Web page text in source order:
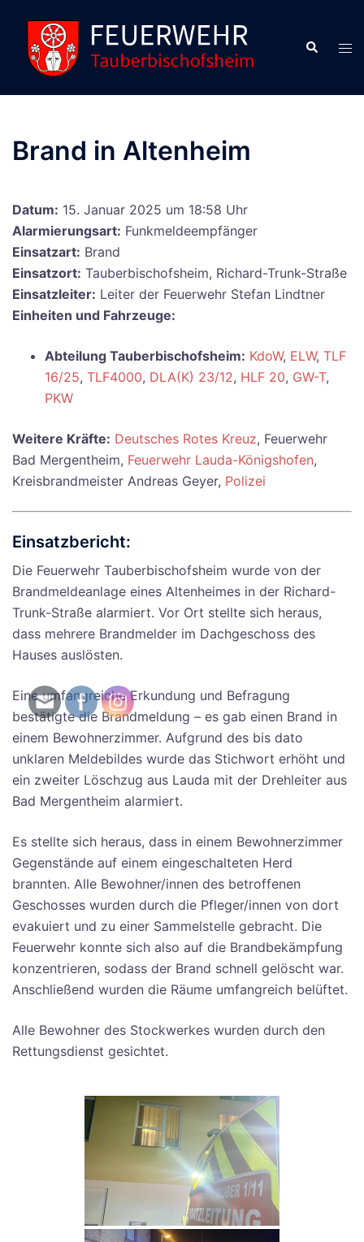
Inhalt
springen
Suche
Brand in Altenheim
Datum: 15. Januar 2025 um 18:58 Uhr
Alarmierungsart: Funkmeldeempfänger
Einsatzart: Brand
Einsatzort: Tauberbischofsheim, Richard-Trunk-Straße
Einsatzleiter: Leiter der Feuerwehr Stefan Lindtner
Einheiten und Fahrzeuge:
Abteilung Tauberbischofsheim: KdoW, ELW, TLF
16/25, TLF4000, DLA(K) 23/12, HLF 20, GW-T,
PKW
Weitere Kräfte: Deutsches Rotes Kreuz, Feuerwehr
Bad Mergentheim, Feuerwehr Lauda-Königshofen,
Kreisbrandmeister Andreas Geyer, Polizei
Einsatzbericht:
Die Feuerwehr Tauberbischofsheim wurde von der
Brandmeldeanlage eines Altenheimes in der Richard-
Trunk-Straße alarmiert. Vor Ort stellte sich heraus,
dass mehrere Brandmelder im Dachgeschoss des
Hauses auslösten.
Eine umfangreiche Erkundung und Befragung
bestätigte die Brandmeldung – es gab einen Brand in
einem Bewohnerzimmer. Aufgrund des bis dato
unklaren Meldebildes wurde das Stichwort erhöht und
ein zweiter Löschzug aus Lauda mit der Drehleiter aus
Bad Mergentheim alarmiert.
Es stellte sich heraus, dass in einem Bewohnerzimmer
Gegenstände auf einem eingeschalteten Herd
brannten. Alle Bewohner/innen des betroffenen
Geschosses wurden durch die Pfleger/innen von dort
evakuiert und zu einer Sammelstelle gebracht. Die
Feuerwehr konnte sich also auf die Brandbekämpfung
konzentrieren, sodass der Brand schnell gelöscht war.
Anschließend wurden die Räume umfangreich belüftet.
Alle Bewohner des Stockwerkes wurden durch den
Rettungsdienst gesichtet.